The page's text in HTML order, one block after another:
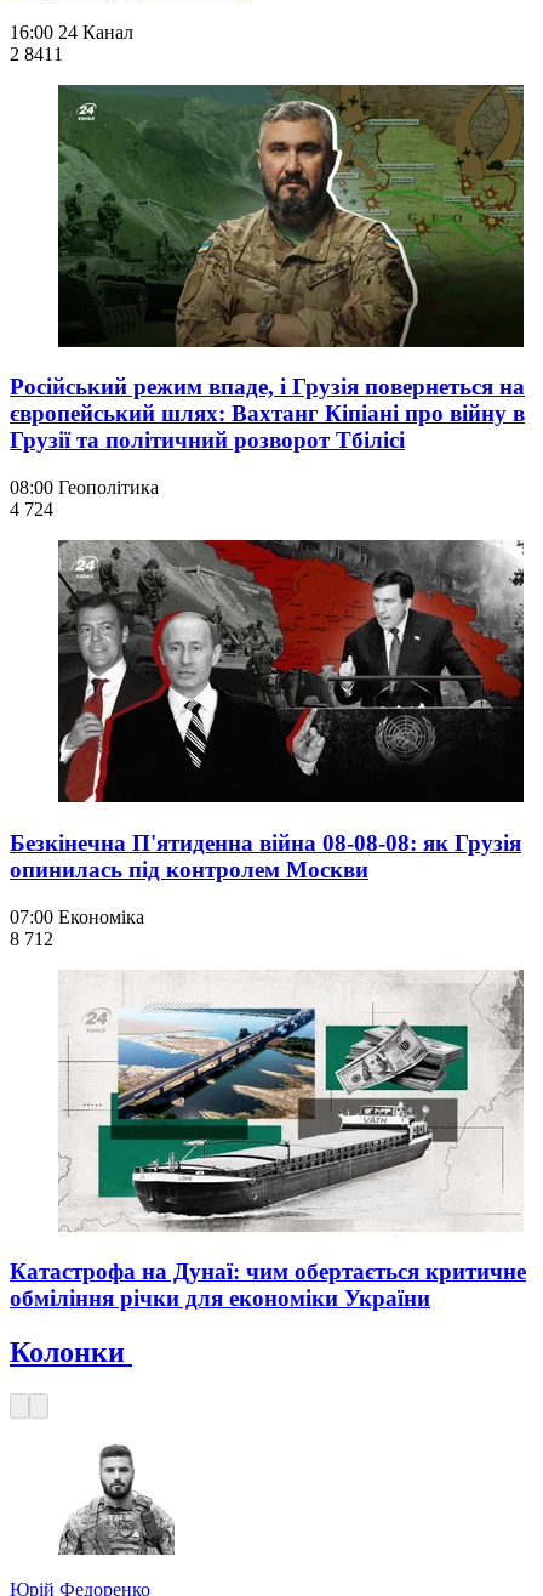
16:00 24 Канал
2 841 1
Російський режим впаде, і Грузія повернеться на
європейський шлях: Вахтанг Кіпіані про війну в
Грузії та політичний розворот Тбілісі
08:00 Геополітика
4 724
Безкінечна П'ятиденна війна 08-08-08: як Грузія
опинилась під контролем Москви
07:00 Економіка
8 712
Катастрофа на Дунаї: чим обертається критичне
обміління річки для економіки України
Колонки
Юрій Федоренко